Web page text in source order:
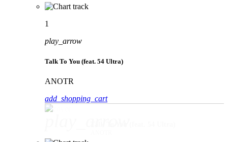
1
play_arrow
Talk To You (feat. 54 Ultra)
ANOTR
add_shopping_cart